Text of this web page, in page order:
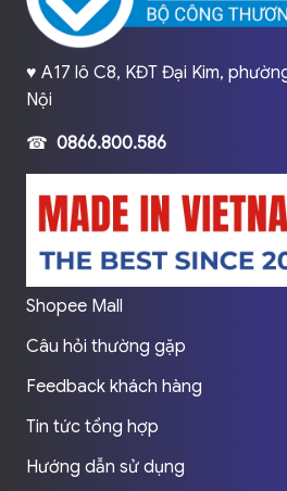
♥️ A17 lô C8, KĐT Đại Kim,
Nội
☎ 0866.800.586
Shopee Mall
Câu hỏi thường gặp
Feedback khách hàng
Tin tức tổng hợp
Hướng dẫn sử dụng